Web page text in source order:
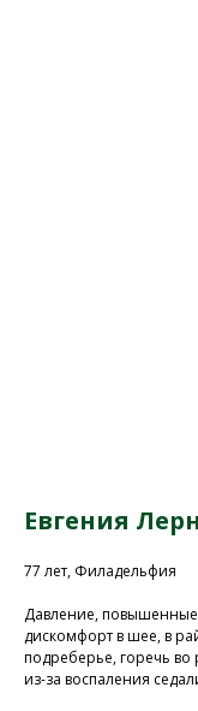
Евгения
77 лет, Филадельфия
Давление, повышенные
дискомфорт в шее, в
подреберье, горечь во
из-за воспаления